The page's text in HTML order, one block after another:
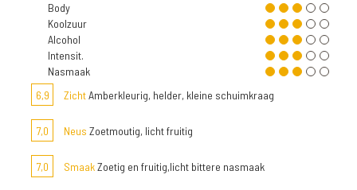
Body
Koolzuur
Alcohol
Intensit.
Nasmaak
6,9
ZichtAmberkleurig, helder, kleine schuimkraag
7,0 Neus Zoetmoutig, licht fruitig
7,0 SmaakZoetig en fruitig,licht bittere nasmaak